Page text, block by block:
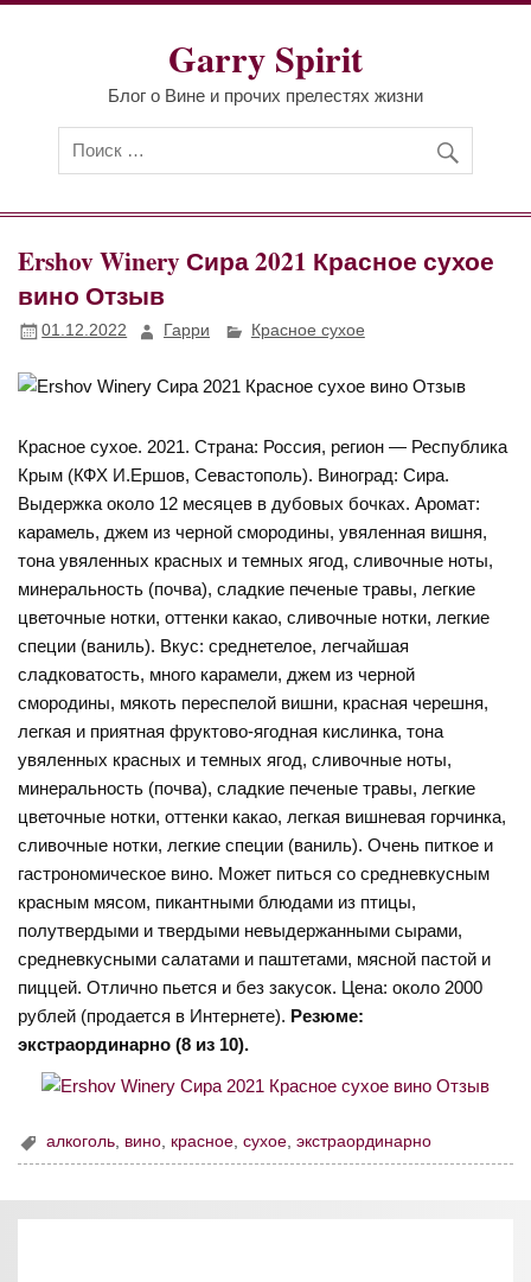
Перейти
Garry Spirit
Блог о Вине и прочих прелестях жизни
Ershov Winery Сира 2021 Красное сухое
вино Отзыв
01.12.2022 Гарри Красное сухое
Красное сухое. 2021. Страна: Россия, регион — Республика
Крым (КФХ И.Ершов, Севастополь). Виноград: Сира.
Выдержка около 12 месяцев в дубовых бочках. Аромат:
карамель, джем из черной смородины, увяленная вишня,
тона увяленных красных и темных ягод, сливочные ноты,
минеральность (почва), сладкие печеные травы, легкие
цветочные нотки, оттенки какао, сливочные нотки, легкие
специи (ваниль). Вкус: среднетелое, легчайшая
сладковатость, много карамели, джем из черной
смородины, мякоть переспелой вишни, красная черешня,
легкая и приятная фруктово-ягодная кислинка, тона
увяленных красных и темных ягод, сливочные ноты,
минеральность (почва), сладкие печеные травы, легкие
цветочные нотки, оттенки какао, легкая вишневая горчинка,
сливочные нотки, легкие специи (ваниль). Очень питкое и
гастрономическое вино. Может питься со средневкусным
красным мясом, пикантными блюдами из птицы,
полутвердыми и твердыми невыдержанными сырами,
средневкусными салатами и паштетами, мясной пастой и
пиццей. Отлично пьется и без закусок. Цена: около 2000
рублей (продается в Интернете). Резюме:
экстраординарно (8 из 10).
алкоголь, вино, красное,сухое,экстраординарно